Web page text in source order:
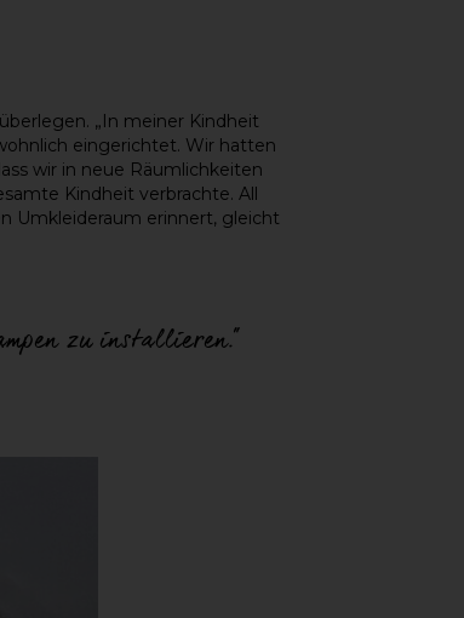
„In meiner Kindheit
eingerichtet. Wir hatten
wir in neue Räumlichkeiten
Kindheit verbrachte. All
Umkleideraum erinnert, gleicht
zu installieren.“